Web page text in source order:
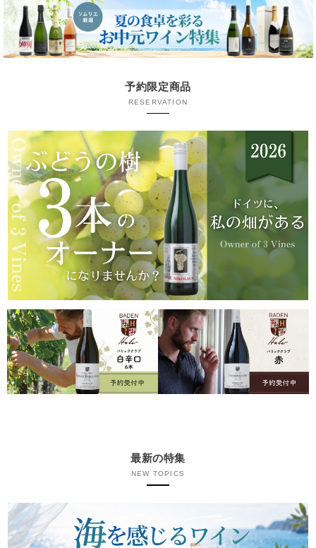
予約限定商品
RESERVATION
最新の特集
NEW TOPICS